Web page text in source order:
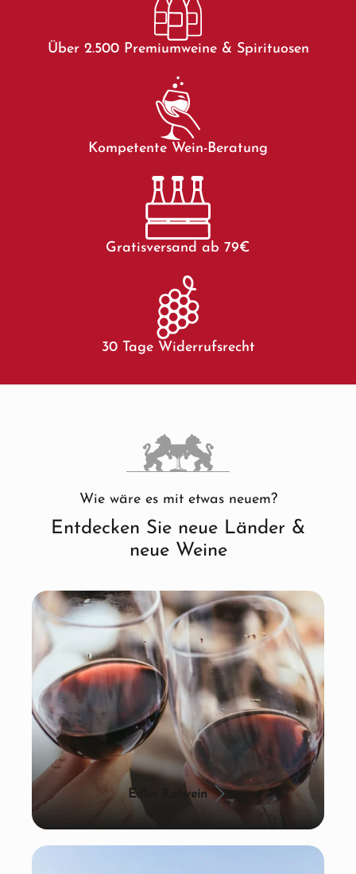
Über 2.500 Premiumweine & Spirituosen
Kompetente Wein-Beratung
Gratisversand ab 79€
30 Tage Widerrufsrecht
Wie wäre es mit etwas neuem?
Entdecken Sie neue Länder &
neue Weine
Edler Rotwein